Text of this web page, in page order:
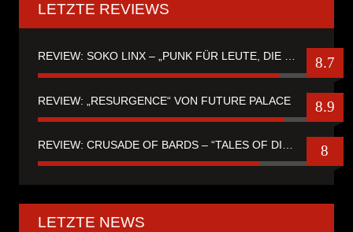
LETZTE REVIEWS
REVIEW: SOKO LINX – „PUNK FÜR LEUTE, DIE PUNK HASZEN“ 8.7
REVIEW: „RESURGENCE“ VON FUTURE PALACE 8.9
8
LETZTE NEWS